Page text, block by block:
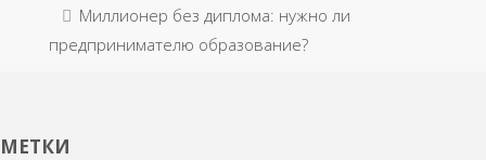
Миллионер без диплома: нужно ли
предпринимателю образование?
МЕТКИ